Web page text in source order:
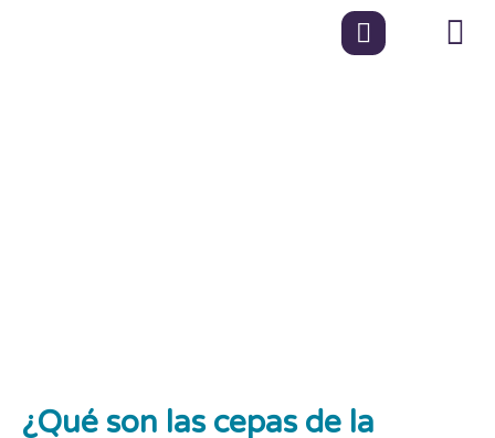
¿Qué son las cepas de la